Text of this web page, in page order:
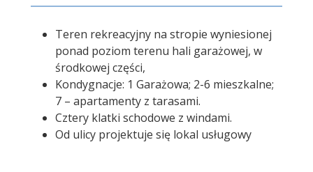
Teren rekreacyjny na stropie wyniesionej
ponad poziom terenu hali garażowej, w
środkowej części,
Kondygnacje: 1 Garażowa; 2-6 mieszkalne;
7 – apartamenty z tarasami.
Cztery klatki schodowe z windami.
Od ulicy projektuje się lokal usługowy